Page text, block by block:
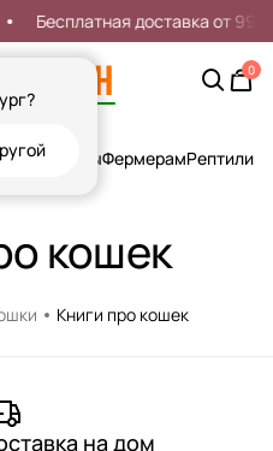
Бесплатная доставка от
0
ПтицыФермерамРептилии
кошек
Книги про кошек
на дом